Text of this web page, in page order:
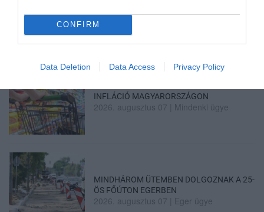
CONFIRM
Data Deletion Data Access Privacy Policy
2026. augusztus 07|Eger ügye
INFLÁCIÓ MAGYARORSZÁGON
2026. augusztus 07 Mindenki ügye
MINDHÁROM ÜTEMBEN DOLGOZNAK A 25-
ÖS FŐÚTON EGERBEN
2026. augusztus 07 Eger ügye